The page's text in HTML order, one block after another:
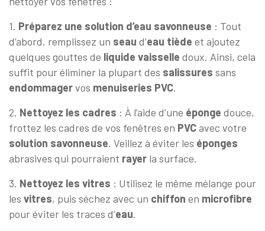
1. Préparez une solution d’eau savonneuse : Tout
d’abord, remplissez un seau d’eau tiède et ajoutez
quelques gouttes de liquide vaisselle doux. Ainsi, cela
suffit pour éliminer la plupart des salissures sans
endommagervos menuiseries PVC.
2. Nettoyez les cadres : À l’aide d’une éponge douce,
frottez les cadres de vos fenêtres en PVCavec votre
solution savonneuse. Veillez à éviter les éponges
abrasives qui pourraient rayer la surface.
3. Nettoyez les vitres : Utilisez le même mélange pour
les vitres, puis séchez avec un chiffon en microfibre
pour éviter les traces d’eau.